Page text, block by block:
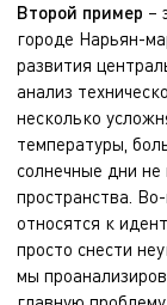
Второй пример –
городе Нарьян-
развития
анализ
несколько
температуры,
солнечные дни
пространства.
относятся к
просто снести
мы